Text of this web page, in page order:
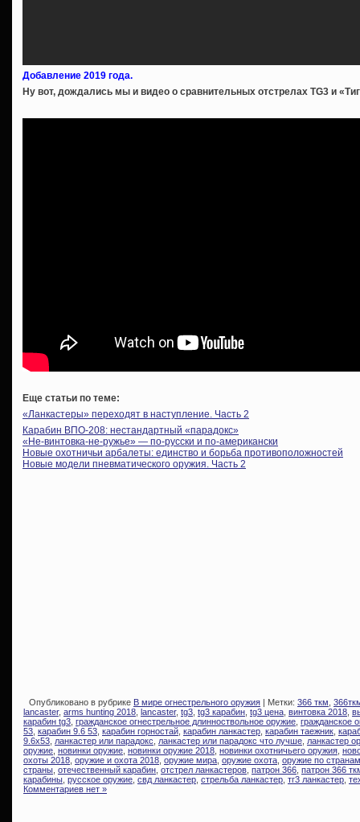
Добавление 2019 года.
Ну вот, дождались мы и видео о сравнительных отстрелах TG3 и
Еще статьи по теме:
«Ланкастеры» переходят в наступление. Часть 2
Карабин ВПО-208: нестандартный «парадокс»
«Не-винтовка-не-ружье» — по-русски и по-американски
Новые охотничьи арбалеты: единство и борьба противоположностей
Новые модели пневматического оружия. Часть 2
Опубликовано в рубрике В мире огнестрельного оружия | Метки: 366 ткм
lancaster, arms hunting 2018 lancaster, tg3 tg3 карабин tg3 цена винтовка 2018
карабин tg3 гражданское огнестрельное длинноствольное оружие гражданское
53 карабин 9.6 53 карабин горностай карабин ланкастер карабин таежник
9.6х53 ланкастер или парадокс ланкастер или парадокс что лучше ланкастер
оружие новинки оружие новинки оружие 2018 новинки охотничьего оружия
охоты 2018 оружие и охота 2018 оружие мира оружие охота оружие по странам
страны отечественный карабин отстрел ланкастеров патрон 366 патрон 366
карабины русское оружие свд ланкастер стрельба ланкастер тг3 ланкастер
Комментариев нет »